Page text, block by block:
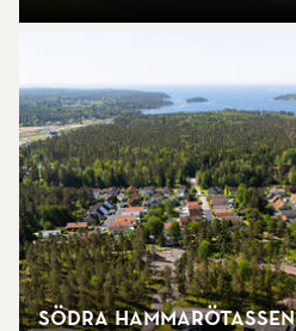
Södra Hammarötassen